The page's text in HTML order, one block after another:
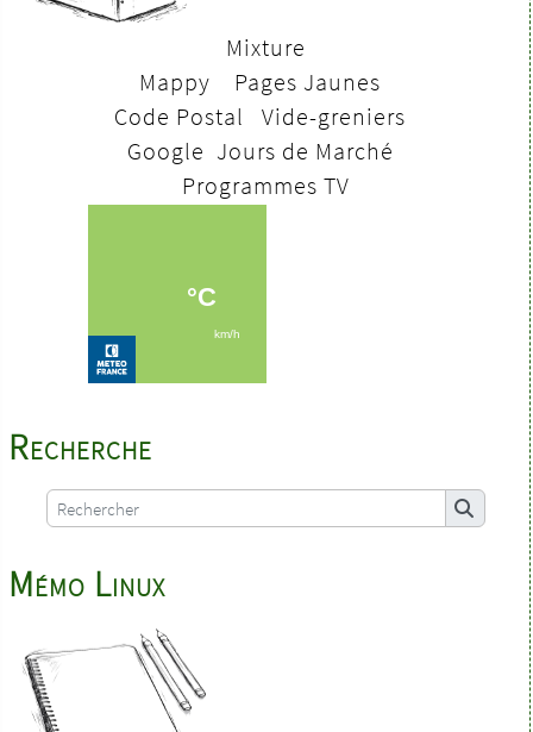
Mixture
Mappy
Pages Jaunes
Code Postal
Vide-greniers
Google Jours de Marché
Programmes TV
Recherche
Mémo Linux